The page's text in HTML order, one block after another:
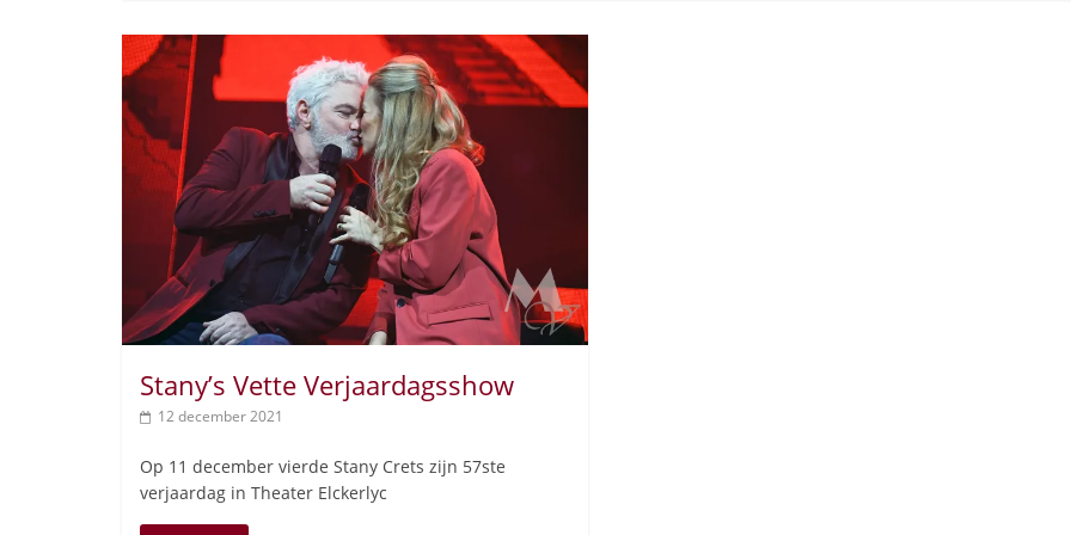
Stany’s Vette Verjaardagsshow
12 december 2021
Op 11 december vierde Stany Crets zijn 57ste
verjaardag in Theater Elckerlyc